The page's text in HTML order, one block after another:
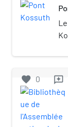
favorite 0 reviews